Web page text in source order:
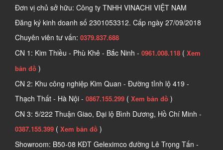
Đơn vị chủ sở hữu: Công ty TNHH VINACHI VIỆT NAM
Đăng ký kinh doanh số 2301053312. Cấp ngày 27/09/2018
Chuyên viên tư vấn: 0379.837.688
CN 1: Kim Thiều - Phù Khê - Bắc Ninh - 0961.008.118 ( Xem
bản đồ )
CN 2: Khu công nghiệp Kim Quan - Đường tỉnh lộ 419 -
Thạch Thất - Hà Nội - 0867.155.299 ( Xem bản đồ )
CN 3: 5/222 Thuận Giao, Đại lộ Bình Dương, Hồ Chí Minh -
0387.155.399 ( Xem bản đồ )
Showroom: B50-08 KĐT Geleximco đường Lê Trọng Tấn -